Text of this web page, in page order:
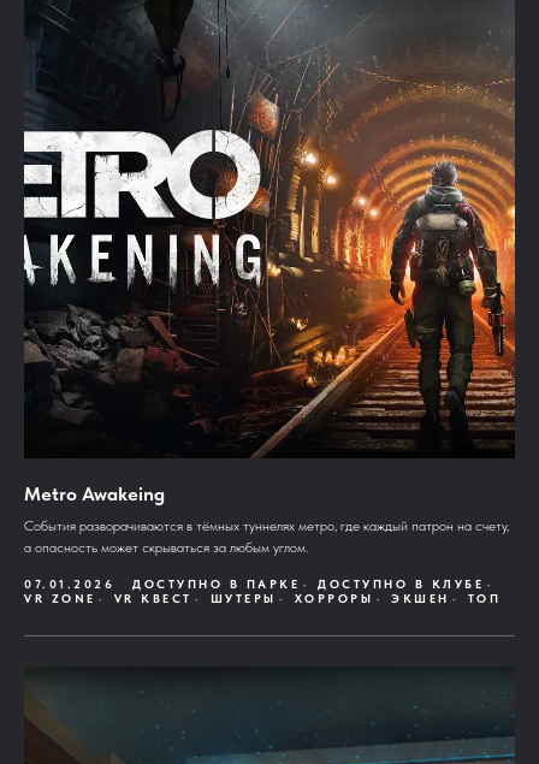
Metro Awakeing
События разворачиваются в тёмных туннелях метро, где каждый патрон на счету,
а опасность может скрываться за любым углом.
07.01.2026 ДОСТУПНО В ПАРКЕ
ДОСТУПНО В КЛУБЕ
VR ZONE
VR КВЕСТ ШУТЕРЫ ХОРРОРЫ ЭКШЕН ТОП